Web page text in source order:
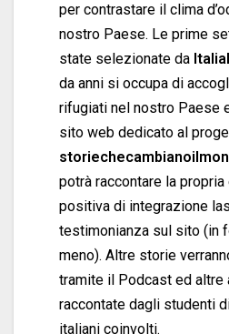
per contrastare il clima
nostro Paese. Le prime
state selezionate da
da anni si occupa di
rifugiati nel nostro Paese
sito web dedicato al
potrà raccontare la
positiva di integrazione
testimonianza sul sito (in
meno). Altre storie
tramite il Podcast ed altre
raccontate dagli studenti
italiani coinvolti.